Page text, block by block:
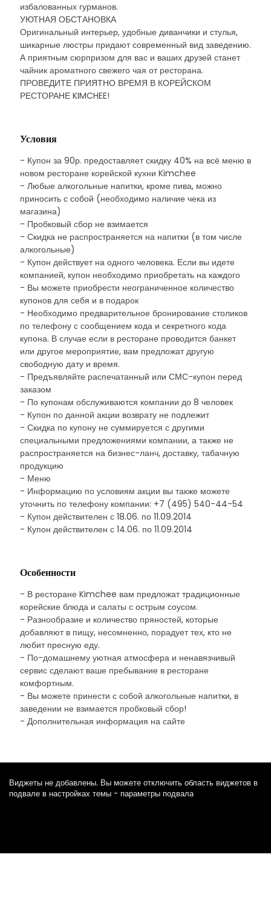
избалованных гурманов.
УЮТНАЯ ОБСТАНОВКА
Оригинальный интерьер, удобные диванчики и стулья,
шикарные люстры придают современный вид заведению.
А приятным сюрпризом для вас и ваших друзей станет
чайник ароматного свежего чая от ресторана.
ПРОВЕДИТЕ ПРИЯТНО ВРЕМЯ В КОРЕЙСКОМ
РЕСТОРАНЕ KIMCHEE!
Условия
- Купон за 90р. предоставляет скидку 40% на всё меню в
новом ресторане корейской кухни Kimchee
- Любые алкогольные напитки, кроме пива, можно
приносить с собой (необходимо наличие чека из
магазина)
- Пробковый сбор не взимается
- Скидка не распространяется на напитки (в том числе
алкогольные)
- Купон действует на одного человека. Если вы идете
компанией, купон необходимо приобретать на каждого
- Вы можете приобрести неограниченное количество
купонов для себя и в подарок
- Необходимо предварительное бронирование столиков
по телефону с сообщением кода и секретного кода
купона. В случае если в ресторане проводится банкет
или другое мероприятие, вам предложат другую
свободную дату и время.
- Предъявляйте распечатанный или СМС-купон перед
заказом
- По купонам обслуживаются компании до 8 человек
- Купон по данной акции возврату не подлежит
- Скидка по купону не суммируется с другими
специальными предложениями компании, а также не
распространяется на бизнес-ланч, доставку, табачную
продукцию
- Меню
- Информацию по условиям акции вы также можете
уточнить по телефону компании: +7 (495) 540-44-54
- Купон действителен с 18.06. по 11.09.2014
- Купон действителен с 14.06. по 11.09.2014
Особенности
- В ресторане Kimchee вам предложат традиционные
корейские блюда и салаты с острым соусом.
- Разнообразие и количество пряностей, которые
добавляют в пищу, несомненно, порадует тех, кто не
любит пресную еду.
- По-домашнему уютная атмосфера и ненавязчивый
сервис сделают ваше пребывание в ресторане
комфортным.
- Вы можете принести с собой алкогольные напитки, в
заведении не взимается пробковый сбор!
- Дополнительная информация на сайте
Виджеты не добавлены. Вы можете отключить область виджетов в
подвале в настройках темы - параметры подвала